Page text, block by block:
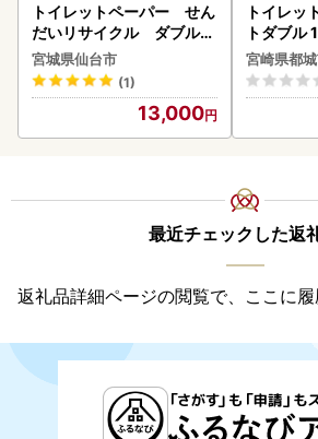
トイレットペーパー せん
だいリサイクル ダブル9
6ロール｜トイレット
宮城県仙台市
(1)
13,000
トイレッ
トダブル
速〔12-
宮崎県都
最近チェックした返
返礼品詳細ページの閲覧で、ここに履